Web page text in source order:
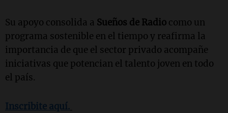
Su apoyo consolida a Sueños de Radio como un
programa sostenible en el tiempo y reafirma la
importancia de que el sector privado acompañe
iniciativas que potencian el talento joven en todo
el país.
Inscribite aquí.